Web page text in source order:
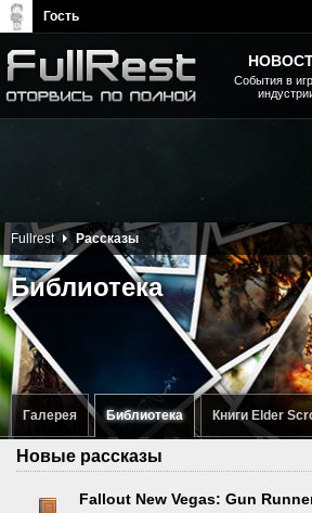
Галерея Библиотека Книги Elder
Библиотека
Fullrest Рассказы
Новые рассказы
Fallout New Vegas: Gun
События в
Гость